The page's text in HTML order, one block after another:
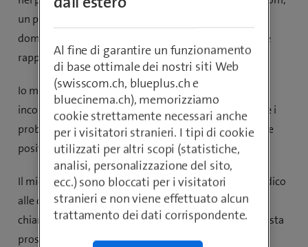
un processo che ha fatto incontrare prospettive,
domande e aspettative diverse. Oggi questa decisione
rappresenta un successo ecologico ed economico.
Io mi muovo dove sostenibilità, business e strategia si
incontrano. Quello che mi spinge è il progresso: capire i
problemi e sviluppare soluzioni. Una giornata è per me
positiva se siamo riusciti a fare un passo in avanti.
Il mio equilibrio lo ritrovo nella natura. Quando mi dedico
alle camminate e alla pesca molte cose diventano più
chiare e la complessità di tutti i giorni rientra nella giusta
prospettiva.
Al fine di garantire un funzionamento
di base ottimale dei nostri siti Web
(swisscom.ch, blueplus.ch e
bluecinema.ch), memorizziamo
cookie strettamente necessari anche
per i visitatori stranieri. I tipi di cookie
utilizzati per altri scopi (statistiche,
analisi, personalizzazione del sito,
ecc.) sono bloccati per i visitatori
stranieri e non viene effettuato alcun
trattamento dei dati corrispondente.